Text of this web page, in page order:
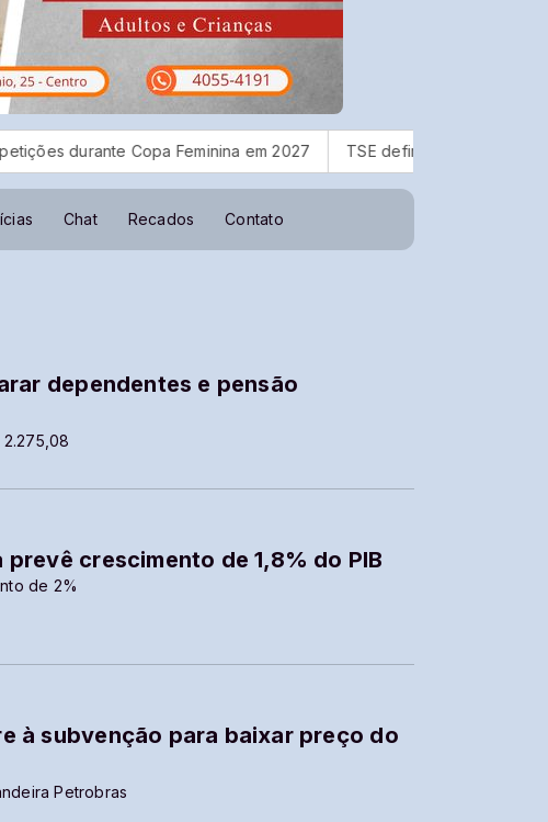
Copa Feminina em 2027 TSE define regras para dividir tempo
Chat Recados Contato
dependentes e pensão
crescimento de 1,8% do PIB
de 2%
à subvenção para baixar preço do
Petrobras